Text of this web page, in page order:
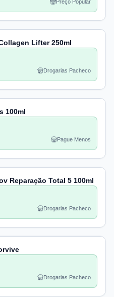
Preço Popular
Lifter 250ml
Drogarias Pacheco
100ml
Pague Menos
Reparação Total 5 100ml
Drogarias Pacheco
Drogarias Pacheco